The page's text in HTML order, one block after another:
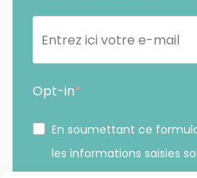
Opt-in
En soumettant ce
les informations saisies